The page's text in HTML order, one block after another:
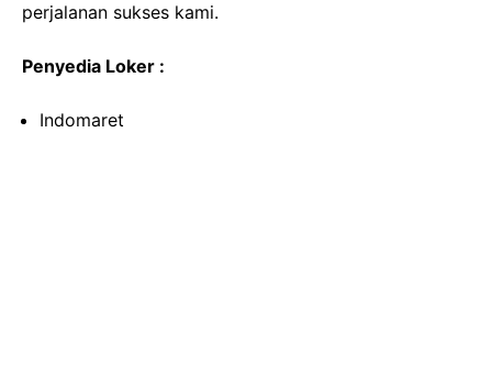
perjalanan sukses kami.
Penyedia Loker :
Indomaret